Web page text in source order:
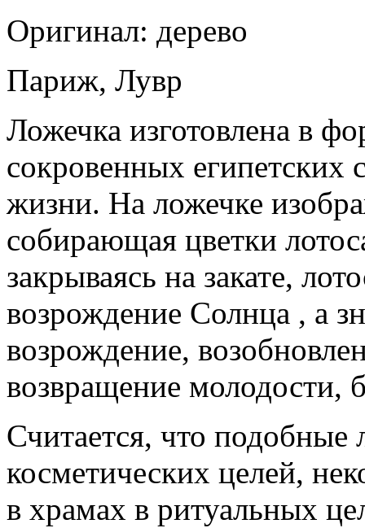
Оригинал: дерево
Париж, Лувр
Ложечка изготовлена в
сокровенных египетских
жизни. На ложечке
собирающая цветки
закрываясь на закате,
возрождение Солнца , а
возрождение,
возвращение молодости,
Считается, что подобные
косметических целей,
в храмах в ритуальных